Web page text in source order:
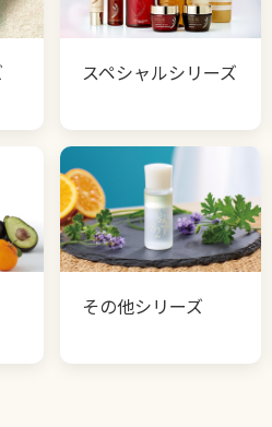
スペシャルシリーズ
その他シリーズ